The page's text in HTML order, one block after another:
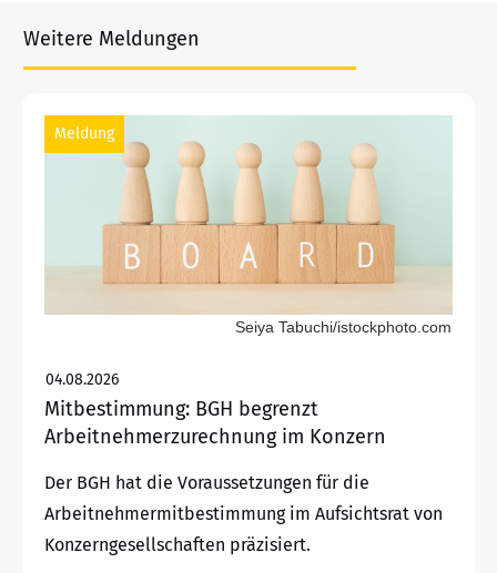
Weitere Meldungen
Meldung
Seiya Tabuchi/istockphoto.com
04.08.2026
Mitbestimmung: BGH begrenzt
Arbeitnehmerzurechnung im Konzern
Der BGH hat die Voraussetzungen für die
Arbeitnehmermitbestimmung im Aufsichtsrat von
Konzerngesellschaften präzisiert.